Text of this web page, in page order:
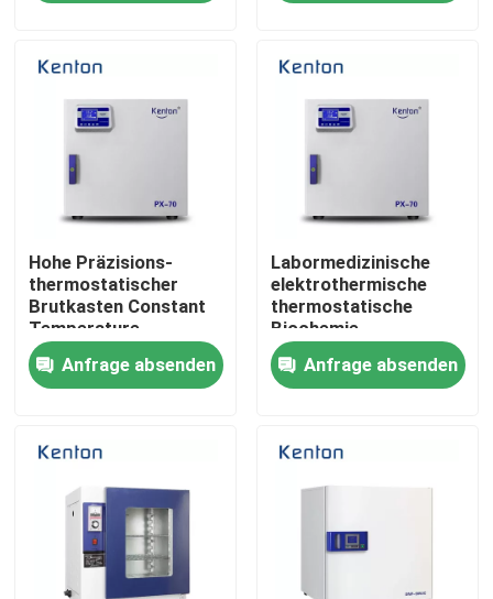
Kontakte
Produkte
Industrieller Trockenofen
Thermostatischer Brutkasten
Abkühlender Brutkasten
Temperatur-Feuchtigkeits-Kammer
Klimakammer
Hohe Präzisions-
thermostatischer
Brutkasten Constant
Temperature
Lncubator For
Laboratory
Anfrage absenden
Labormedizinische
elektrothermische
thermostatische
Biochemie-
Brutkasten-
Hochleistung
Anfrage absenden